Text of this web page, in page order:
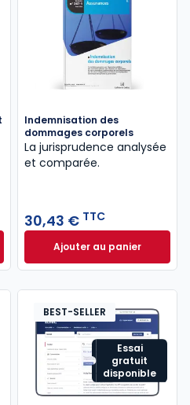
difficultés et procédures
Indemnisation des
dommages corporels
La jurisprudence analysée
et comparée.
30,43 € TTC
Ajouter au panier
Indemnisation
Essai
gratuit
disponible
BEST-SELLER